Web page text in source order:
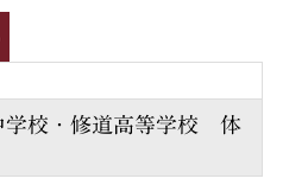
校・修道高等学校 体